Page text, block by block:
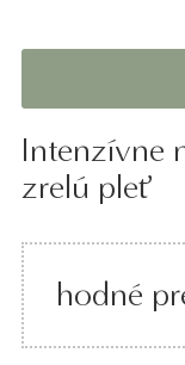
Intenzívne
zrelú pleť
hodné